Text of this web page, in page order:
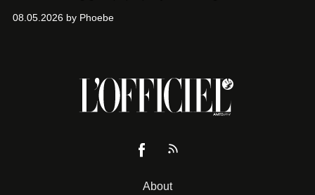
sống của thế hệ Gen Z giao thoa trong một trải nghiệm đa
08.05.2026 by Phoebe
About